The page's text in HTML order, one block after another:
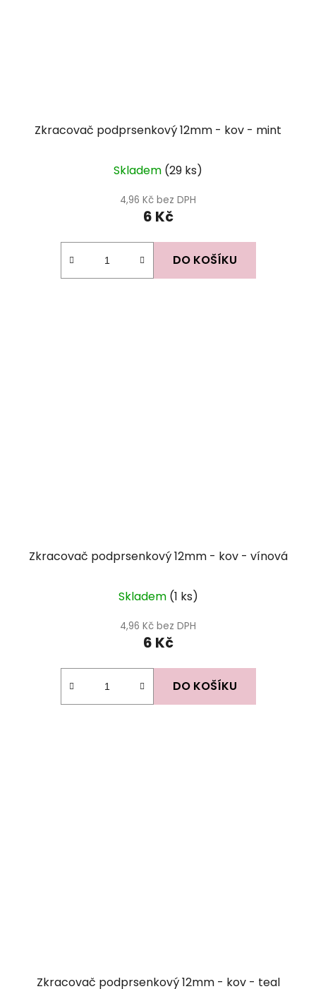
Zkracovač podprsenkový 12mm - kov - mint
Skladem (29 ks)
4,96 Kč bez DPH
6 Kč
DO KOŠÍKU
Zkracovač podprsenkový 12mm - kov - vínová
Skladem (1 ks)
4,96 Kč bez DPH
6 Kč
DO KOŠÍKU
Zkracovač podprsenkový 12mm - kov - teal